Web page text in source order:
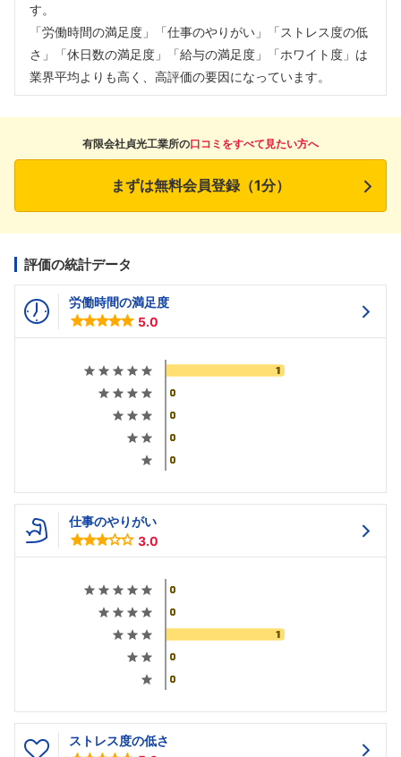
す。
「労働時間の満足度」「仕事のやりがい」「ストレス度の低
さ」「休日数の満足度」「給与の満足度」「ホワイト度」は
業界平均よりも高く、高評価の要因になっています。
有限会社貞光工業所の口コミをすべて見たい方へ
まずは無料会員登録（1分）
評価の統計データ
労働時間の満足度
5.0
仕事のやりがい
3.0
ストレス度の低さ